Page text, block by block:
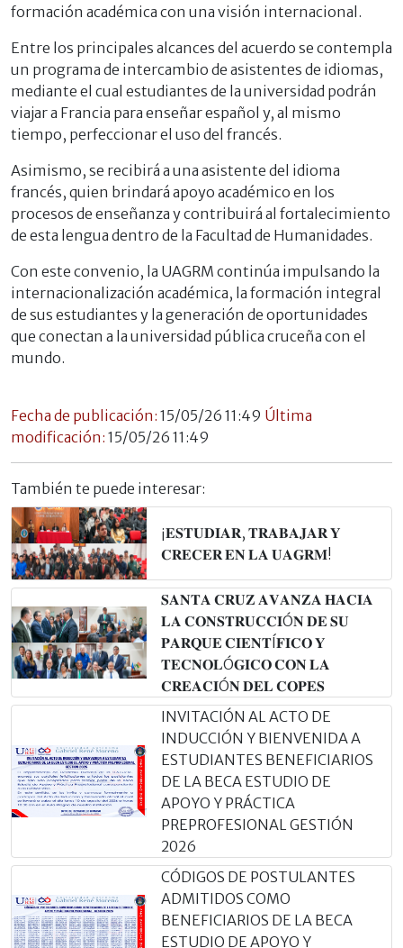
formación académica con una visión internacional.
Entre los principales alcances del acuerdo se contempla
un programa de intercambio de asistentes de idiomas,
mediante el cual estudiantes de la universidad podrán
viajar a Francia para enseñar español y, al mismo
tiempo, perfeccionar el uso del francés.
Asimismo, se recibirá a una asistente del idioma
francés, quien brindará apoyo académico en los
procesos de enseñanza y contribuirá al fortalecimiento
de esta lengua dentro de la Facultad de Humanidades.
Con este convenio, la UAGRM continúa impulsando la
internacionalización académica, la formación integral
de sus estudiantes y la generación de oportunidades
que conectan a la universidad pública cruceña con el
mundo.
Fecha de publicación: 15/05/26 11:49 Última
modificación: 15/05/26 11:49
También te puede interesar:
¡𝐄𝐒𝐓𝐔𝐃𝐈𝐀𝐑, 𝐓𝐑𝐀𝐁𝐀𝐉𝐀𝐑 𝐘
𝐂𝐑𝐄𝐂𝐄𝐑 𝐄𝐍 𝐋𝐀 𝐔𝐀𝐆𝐑𝐌!
𝐒𝐀𝐍𝐓𝐀 𝐂𝐑𝐔𝐙 𝐀𝐕𝐀𝐍𝐙𝐀 𝐇𝐀𝐂𝐈𝐀
𝐋𝐀 𝐂𝐎𝐍𝐒𝐓𝐑𝐔𝐂𝐂𝐈Ó𝐍 𝐃𝐄 𝐒𝐔
𝐏𝐀𝐑𝐐𝐔𝐄 𝐂𝐈𝐄𝐍𝐓Í𝐅𝐈𝐂𝐎 𝐘
𝐓𝐄𝐂𝐍𝐎𝐋Ó𝐆𝐈𝐂𝐎 𝐂𝐎𝐍 𝐋𝐀
𝐂𝐑𝐄𝐀𝐂𝐈Ó𝐍 𝐃𝐄𝐋 𝐂𝐎𝐏𝐄𝐒
INVITACIÓN AL ACTO DE
INDUCCIÓN Y BIENVENIDA A
ESTUDIANTES BENEFICIARIOS
DE LA BECA ESTUDIO DE
APOYO Y PRÁCTICA
PREPROFESIONAL GESTIÓN
2026
CÓDIGOS DE POSTULANTES
ADMITIDOS COMO
BENEFICIARIOS DE LA BECA
ESTUDIO DE APOYO Y